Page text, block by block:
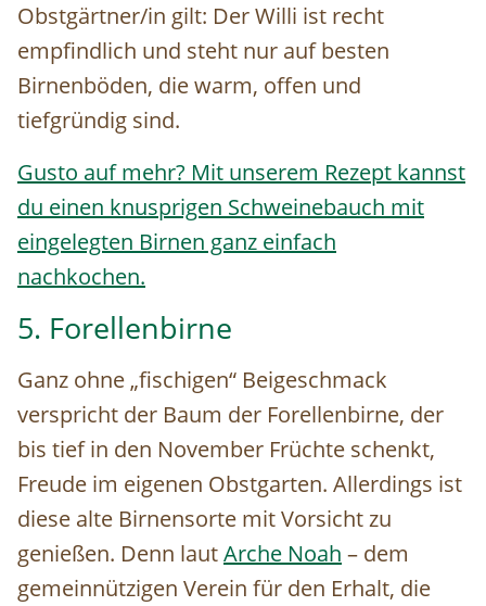
Obstgärtner/in gilt: Der Willi ist recht
empfindlich und steht nur auf besten
Birnenböden, die warm, offen und
tiefgründig sind.
Gusto auf mehr? Mit unserem Rezept kannst
du einen knusprigen Schweinebauch mit
eingelegten Birnen ganz einfach
nachkochen.
5. Forellenbirne
Ganz ohne „fischigen“ Beigeschmack
verspricht der Baum der Forellenbirne, der
bis tief in den November Früchte schenkt,
Freude im eigenen Obstgarten. Allerdings ist
diese alte Birnensorte mit Vorsicht zu
genießen. Denn lautArche Noah – dem
gemeinnützigen Verein für den Erhalt, die